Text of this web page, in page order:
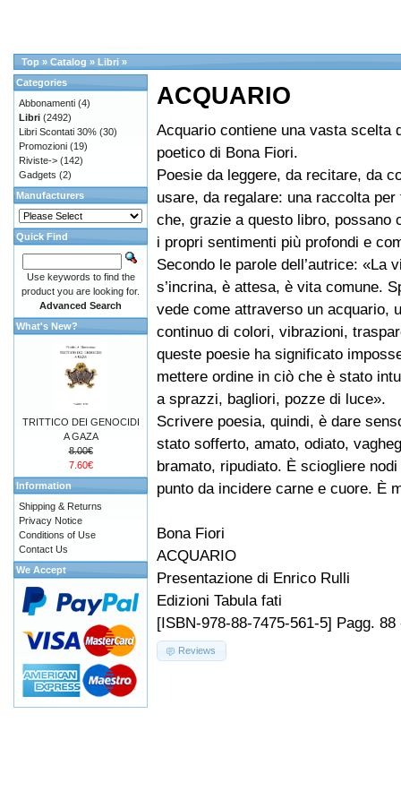
Top » Catalog » Libri »
ACQUARIO
Acquario contiene una vasta scelta
poetico di Bona Fiori.
Poesie da leggere, da recitare, da
usare, da regalare: una raccolta
che, grazie a questo libro, possano
i propri sentimenti più profondi e
Secondo le parole dell’autrice: «La
s’incrina, è attesa, è vita comune.
vede come attraverso un acquario,
continuo di colori, vibrazioni,
queste poesie ha significato
mettere ordine in ciò che è stato
a sprazzi, bagliori, pozze di luce».
Scrivere poesia, quindi, è dare
stato sofferto, amato, odiato,
bramato, ripudiato. È sciogliere
punto da incidere carne e cuore. È
Bona Fiori
ACQUARIO
Presentazione di Enrico Rulli
Edizioni Tabula fati
[ISBN-978-88-7475-561-5] Pagg. 88
Reviews
Categories
Abbonamenti (4)
Libri (2492)
Libri Scontati 30% (30)
Promozioni (19)
Riviste-> (142)
Gadgets (2)
Manufacturers
Quick Find
Use keywords to find the
product you are looking for.
Advanced Search
What's New?
TRITTICO DEI GENOCIDI
A GAZA
8.00€
7.60€
Information
Shipping & Returns
Privacy Notice
Conditions of Use
Contact Us
We Accept